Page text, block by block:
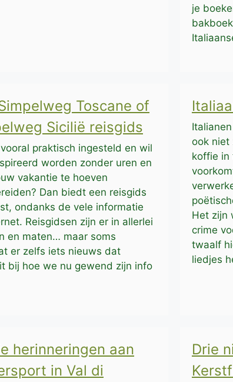
je
Toscane of
Sicilië reisgids
praktisch ingesteld en wil
worden zonder uren en
vakantie te hoeven
Dan biedt een reisgids
ondanks de vele informatie
Reisgidsen zijn er in allerlei
en maten… maar soms
er zelfs iets nieuws dat
bij hoe we nu gewend zijn info
ook niet
koffie in
Het zijn
crime
twaalf
liedjes
herinneringen aan
in Val di
Drie